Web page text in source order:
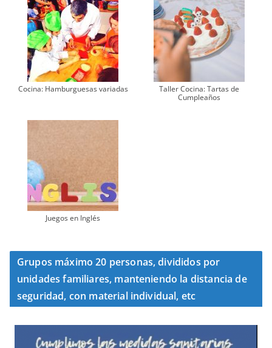
Cocina: Hamburguesas variadas
Taller Cocina: Tartas de
Cumpleaños
Juegos en Inglés
Grupos máximo 20 personas, divididos por
unidades familiares, manteniendo la distancia de
seguridad, con material individual, etc